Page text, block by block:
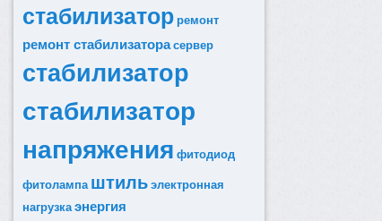
стабилизатор ремонт
ремонт стабилизатора сервер
стабилизатор
стабилизатор
напряжения фитодиод
фитолампа штиль электронная
нагрузка энергия